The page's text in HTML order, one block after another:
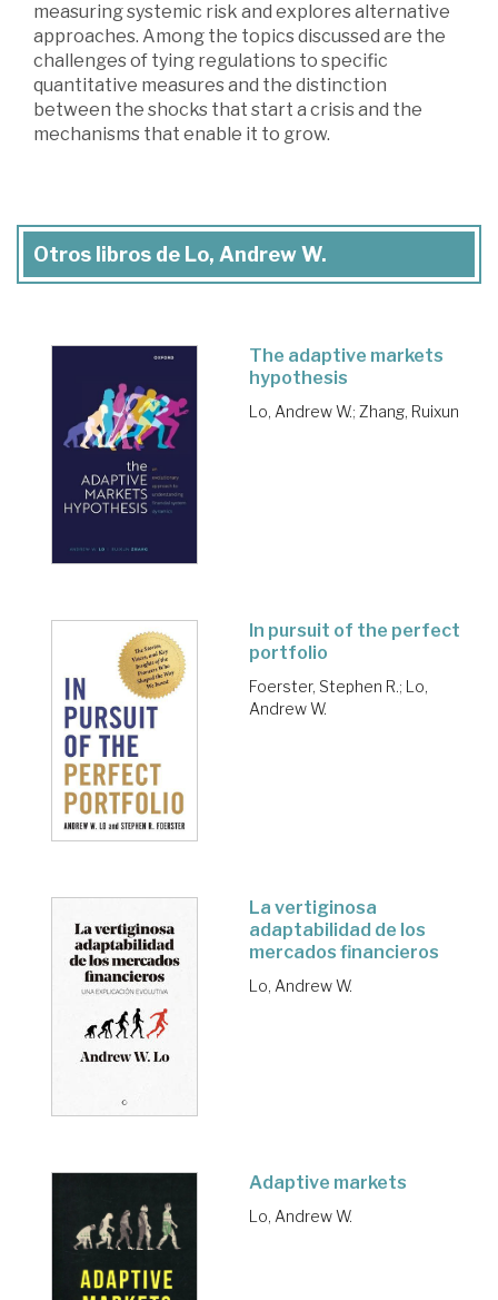
measuring systemic risk and explores alternative
approaches. Among the topics discussed are the
challenges of tying regulations to specific
quantitative measures and the distinction
between the shocks that start a crisis and the
mechanisms that enable it to grow.
Otros libros de Lo, Andrew W.
The adaptive markets
hypothesis
Lo, Andrew W.; Zhang, Ruixun
In pursuit of the perfect
portfolio
Foerster, Stephen R.; Lo,
Andrew W.
La vertiginosa
adaptabilidad de los
mercados financieros
Lo, Andrew W.
Adaptive markets
Lo, Andrew W.